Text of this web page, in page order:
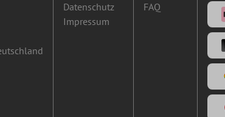
Datenschutz
Impressum
FAQ